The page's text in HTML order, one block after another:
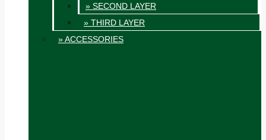
» SECOND LAYER
» THIRD LAYER
» ACCESSORIES